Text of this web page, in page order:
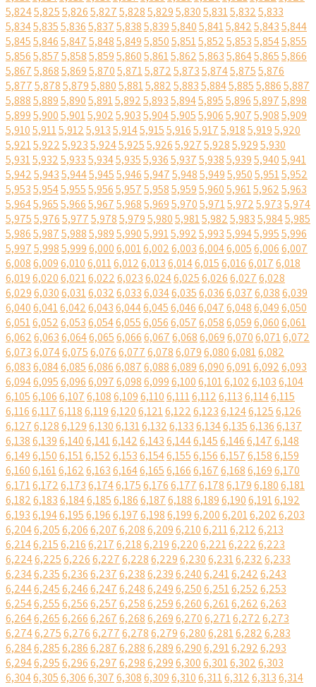
5,8245,8255,8265,8275,8285,8295,8305,8315,8325,833
5,8345,8355,8365,8375,8385,8395,8405,8415,8425,8435,844
5,8455,8465,8475,8485,8495,8505,8515,8525,8535,8545,855
5,8565,8575,8585,8595,8605,8615,8625,8635,8645,8655,866
5,8675,8685,8695,8705,8715,8725,8735,8745,8755,876
5,8775,8785,8795,8805,8815,8825,8835,8845,8855,8865,887
5,8885,8895,8905,8915,8925,8935,8945,8955,8965,8975,898
5,8995,9005,9015,9025,9035,9045,9055,9065,9075,9085,909
5,9105,9115,9125,9135,9145,9155,9165,9175,9185,9195,920
5,9215,9225,9235,9245,9255,9265,9275,9285,9295,930
5,9315,9325,9335,9345,9355,9365,9375,9385,9395,9405,941
5,9425,9435,9445,9455,9465,9475,9485,9495,9505,9515,952
5,9535,9545,9555,9565,9575,9585,9595,9605,9615,9625,963
5,9645,9655,9665,9675,9685,9695,9705,9715,9725,9735,974
5,9755,9765,9775,9785,9795,9805,9815,9825,9835,9845,985
5,9865,9875,9885,9895,9905,9915,9925,9935,9945,9955,996
5,9975,9985,9996,0006,0016,0026,0036,0046,0056,0066,007
6,0086,0096,0106,0116,0126,0136,0146,0156,0166,0176,018
6,0196,0206,0216,0226,0236,0246,0256,0266,0276,028
6,0296,0306,0316,0326,0336,0346,0356,0366,0376,0386,039
6,0406,0416,0426,0436,0446,0456,0466,0476,0486,0496,050
6,0516,0526,0536,0546,0556,0566,0576,0586,0596,0606,061
6,0626,0636,0646,0656,0666,0676,0686,0696,0706,0716,072
6,0736,0746,0756,0766,0776,0786,0796,0806,0816,082
6,0836,0846,0856,0866,0876,0886,0896,0906,0916,0926,093
6,0946,0956,0966,0976,0986,0996,1006,1016,1026,1036,104
6,1056,1066,1076,1086,1096,1106,1116,1126,1136,1146,115
6,1166,1176,1186,1196,1206,1216,1226,1236,1246,1256,126
6,1276,1286,1296,1306,1316,1326,1336,1346,1356,1366,137
6,1386,1396,1406,1416,1426,1436,1446,1456,1466,1476,148
6,1496,1506,1516,1526,1536,1546,1556,1566,1576,1586,159
6,1606,1616,1626,1636,1646,1656,1666,1676,1686,1696,170
6,1716,1726,1736,1746,1756,1766,1776,1786,1796,1806,181
6,1826,1836,1846,1856,1866,1876,1886,1896,1906,1916,192
6,1936,1946,1956,1966,1976,1986,1996,2006,2016,2026,203
6,2046,2056,2066,2076,2086,2096,2106,2116,2126,213
6,2146,2156,2166,2176,2186,2196,2206,2216,2226,223
6,2246,2256,2266,2276,2286,2296,2306,2316,2326,233
6,2346,2356,2366,2376,2386,2396,2406,2416,2426,243
6,2446,2456,2466,2476,2486,2496,2506,2516,2526,253
6,2546,2556,2566,2576,2586,2596,2606,2616,2626,263
6,2646,2656,2666,2676,2686,2696,2706,2716,2726,273
6,2746,2756,2766,2776,2786,2796,2806,2816,2826,283
6,2846,2856,2866,2876,2886,2896,2906,2916,2926,293
6,2946,2956,2966,2976,2986,2996,3006,3016,3026,303
6,3046,3056,3066,3076,3086,3096,3106,3116,3126,3136,314